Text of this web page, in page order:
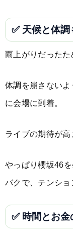
✅ 天候と体調
雨上がりだったた
体調を崩さない
に会場に到着。
ライブの期待が高
やっぱり櫻坂46
バクで、テンショ
✅ 時間とお金